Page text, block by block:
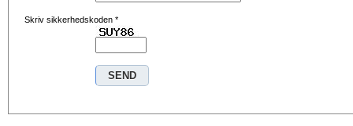
Skriv sikkerhedskoden *